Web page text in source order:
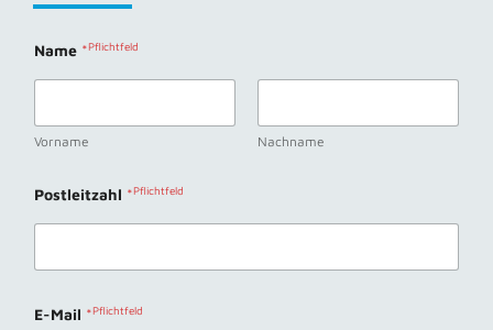
Name *
Vorname Nachname
Postleitzahl *
E-Mail *